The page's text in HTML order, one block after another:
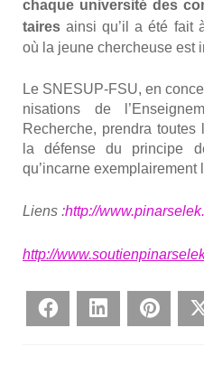
chaque uni­ver­si­té des
taires ain­si qu’il a été fait
où la jeune cher­cheuse est
Le SNESUP-FSU, en
ni­sa­tions de
Recherche, pren­dra
la défense du prin­cipe
qu’incarne
Liens :http://
http://
Face­bookLin­ke­dIn